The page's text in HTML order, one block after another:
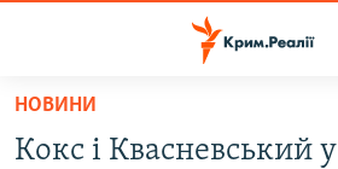
Перейти
основного
НОВИНИ
Кокс і Квасневський